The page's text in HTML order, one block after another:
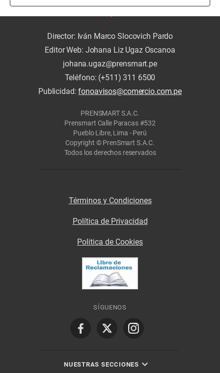
Director: Iván Marco Slocovich Pardo
Editor Web: Johana Liz Ugaz Oscanoa
johana.ugaz@prensmart.pe
Teléfono: (+511) 311 6500
Publicidad:fonoavisos@comercio.com.pe
PRENSMART S.A.C.
Prensmart Calle Paracas #532
Pueblo Libre, Lima - Perú
Copyright © PrenSmart S.A.C.
Todos los derechos reservados
Términos y Condiciones
Política de Privacidad
Politica de Cookies
SÍGUENOS
NUESTRAS SECCIONES